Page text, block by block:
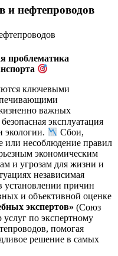
и нефтепроводов
проблематика
ключевыми
важных
эксплуатация
экологии.
Сбои,
или несоблюдение правил
экономическим
и угрозам для жизни и
независимая
установлении причин
и объективной оценке
экспертов» (Союз
по экспертному
помогая
решение в самых